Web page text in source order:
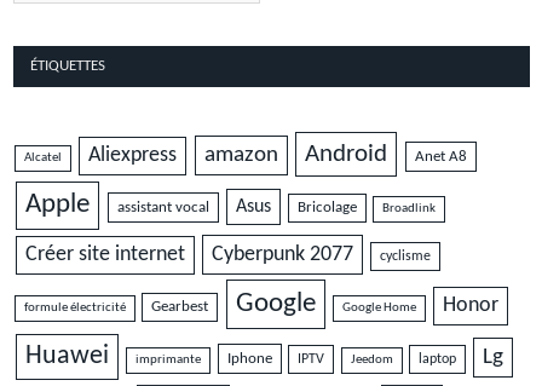
ÉTIQUETTES
Alcatel Aliexpress amazon Android Anet A8
Apple assistant vocal Asus Bricolage Broadlink
Créer site internet Cyberpunk 2077 cyclisme
formule électricité Gearbest Google Google Home Honor
Huawei imprimante Iphone IPTV Jeedom laptop Lg